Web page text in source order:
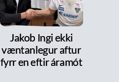
Jakob Ingi ekki
væntanlegur aftur
fyrr en eftir áramót